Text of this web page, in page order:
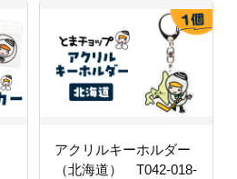
アクリルキーホルダー
（北海道） T042-018-